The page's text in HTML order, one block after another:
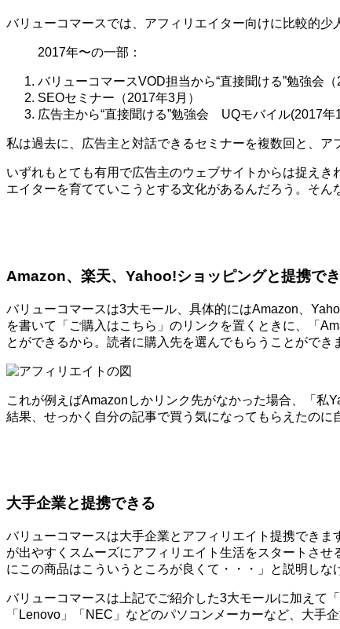
バリューコマースでは、アフィリエイター向けに比較的
2017年〜の一部：
バリューコマースVOD担当から“直接聞ける”勉強会（
SEOセミナー（2017年3月）
広告主から“直接聞ける”勉強会 UQモバイル(2017年
私は過去に、広告主と対話できるセミナーを複数回と、
いずれもとても有用で広告主のウェブサイトからは捉え
エイターを育てていこうとする文化があるんだろう。そん
Amazon、楽天、Yahoo!ショッピングと提携で
バリューコマースは3大モール、具体的にはAmazon、
を書いて「ご購入はこちら」のリンクを置くときに、「
とができるから。読者に購入先を選んでもらうことができ
これが例えばAmazonしかリンク先がなかった場合、「私
結果、せっかく自分の記事で買う気になってもらえたの
大手企業と提携できる
バリューコマースは大手企業とアフィリエイト提携でき
が出やすくスムーズにアフィリエイト生活をスタートさ
にこの商品はこういうところが良くて・・・」と説明し
バリューコマースは上記でご紹介した3大モールに加えて
「Lenovo」「NEC」などのパソコンメーカーなど、大手